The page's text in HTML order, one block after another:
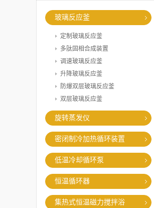
玻璃反应釜
定制玻璃反应釜
多肽固相合成装置
调速玻璃反应釜
升降玻璃反应釜
防爆双层玻璃反应釜
双层玻璃反应釜
旋转蒸发仪
密闭制冷加热循环装置
低温冷却循环泵
恒温循环器
集热式恒温磁力搅拌浴